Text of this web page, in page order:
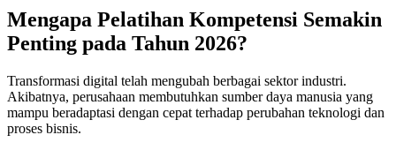
Mengapa Pelatihan Kompetensi Semakin
Penting pada Tahun 2026?
Transformasi digital telah mengubah berbagai sektor industri.
Akibatnya, perusahaan membutuhkan sumber daya manusia yang
mampu beradaptasi dengan cepat terhadap perubahan teknologi dan
proses bisnis.